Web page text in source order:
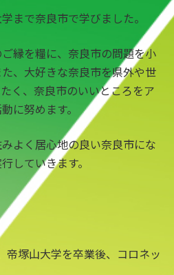
まで奈良市で学びました。
縁を糧に、奈良市の問題を小
、 大好きな奈良市を県外や世
く、奈良市のいいところをア
に努めます。
よく居心地の良い奈良市にな
していきます。
帝塚山大学を卒業後、コロネッ